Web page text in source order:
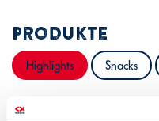
Produkte
Highlights Snacks